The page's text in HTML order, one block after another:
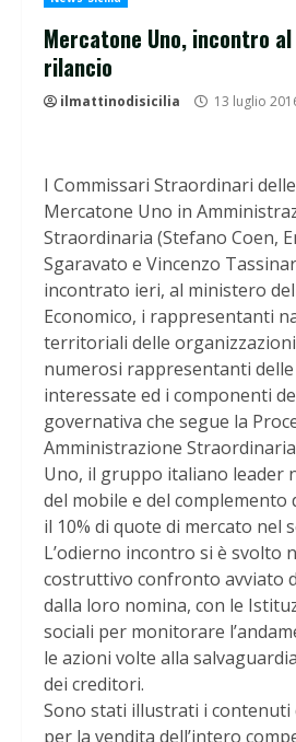
Mercatone Uno, incontro
rilancio
ilmattinodisicilia 13 luglio
I Commissari Straordinari
Mercatone Uno in
Straordinaria (Stefano Coen,
Sgaravato e Vincenzo
incontrato ieri, al ministero
Economico, i rappresentanti
territoriali delle
numerosi rappresentanti
interessate ed i componenti
governativa che segue la
Amministrazione
Uno, il gruppo italiano leader
del mobile e del complemento
il 10% di quote di mercato nel
L’odierno incontro si è svolto
costruttivo confronto avviato
dalla loro nomina, con le
sociali per monitorare
le azioni volte alla
dei creditori.
Sono stati illustrati i contenuti
per la vendita dell’intero